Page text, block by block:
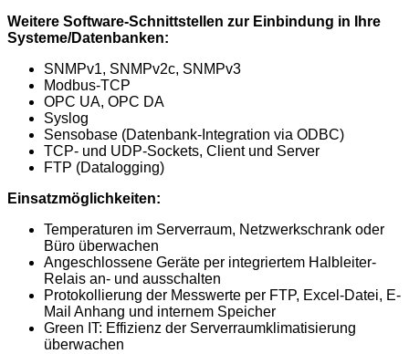
Weitere Software-Schnittstellen zur Einbindung in Ihre
Systeme/Datenbanken:
SNMPv1, SNMPv2c, SNMPv3
Modbus-TCP
OPC UA, OPC DA
Syslog
Sensobase (Datenbank-Integration via ODBC)
TCP- und UDP-Sockets, Client und Server
FTP (Datalogging)
Einsatzmöglichkeiten:
Temperaturen im Serverraum, Netzwerkschrank oder
Büro überwachen
Angeschlossene Geräte per integriertem Halbleiter-
Relais an- und ausschalten
Protokollierung der Messwerte per FTP, Excel-Datei, E-
Mail Anhang und internem Speicher
Green IT: Effizienz der Serverraumklimatisierung
überwachen